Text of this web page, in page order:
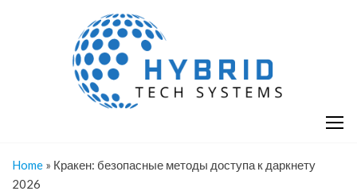
Home » Кракен: безопасные методы доступа к даркнету
2026